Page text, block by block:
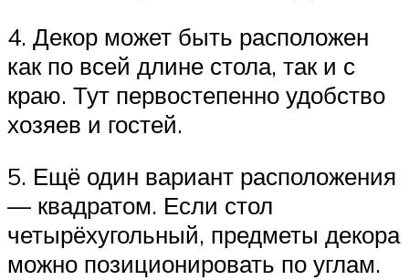
4. Декор может быть расположен
как по всей длине стола, так и с
краю. Тут первостепенно удобство
хозяев и гостей.
5. Ещё один вариант расположения
— квадратом. Если стол
четырёхугольный, предметы декора
можно позиционировать по углам.